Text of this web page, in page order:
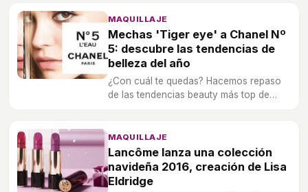
evitar.
MAQUILLAJE
Mechas 'Tiger eye' a Chanel Nº
5: descubre las tendencias de
belleza del año
¿Con cuál te quedas? Hacemos repaso
de las tendencias beauty más top de
MAQUILLAJE
Lancôme lanza una colección
navideña 2016, creación de Lisa
Eldridge